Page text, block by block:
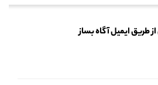
طریق ایمیل آگاه بساز